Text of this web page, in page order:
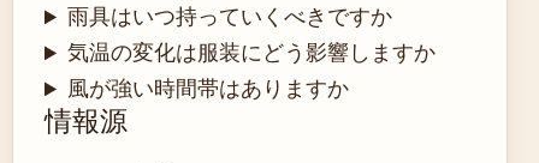
雨具はいつ持っていくべきですか
気温の変化は服装にどう影響しますか
風が強い時間帯はありますか
情報源